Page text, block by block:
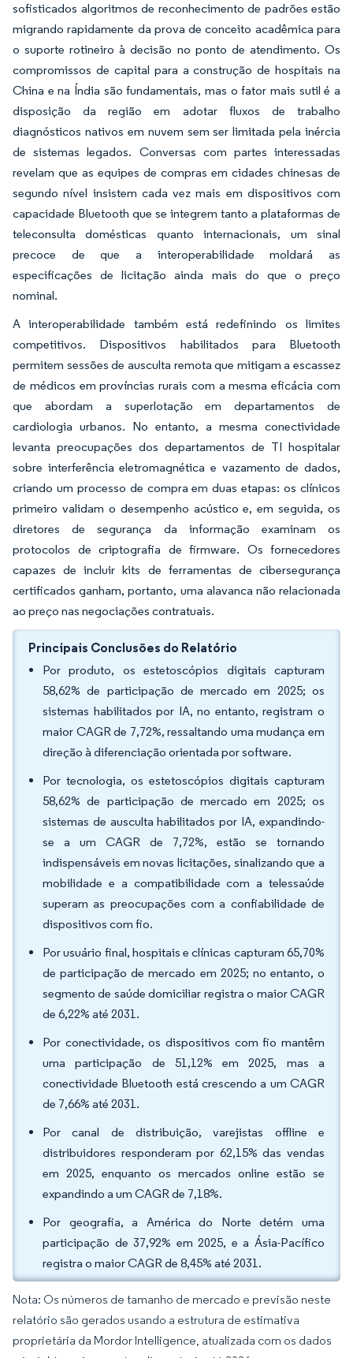
sofisticados algoritmos de reconhecimento de padrões estão
migrando rapidamente da prova de conceito acadêmica para
o suporte rotineiro à decisão no ponto de atendimento. Os
compromissos de capital para a construção de hospitais na
China e na Índia são fundamentais, mas o fator mais sutil é a
disposição da região em adotar fluxos de trabalho
diagnósticos nativos em nuvem sem ser limitada pela inércia
de sistemas legados. Conversas com partes interessadas
revelam que as equipes de compras em cidades chinesas de
segundo nível insistem cada vez mais em dispositivos com
capacidade Bluetooth que se integrem tanto a plataformas de
teleconsulta domésticas quanto internacionais, um sinal
precoce de que a interoperabilidade moldará as
especificações de licitação ainda mais do que o preço
nominal.
A interoperabilidade também está redefinindo os limites
competitivos. Dispositivos habilitados para Bluetooth
permitem sessões de ausculta remota que mitigam a escassez
de médicos em províncias rurais com a mesma eficácia com
que abordam a superlotação em departamentos de
cardiologia urbanos. No entanto, a mesma conectividade
levanta preocupações dos departamentos de TI hospitalar
sobre interferência eletromagnética e vazamento de dados,
criando um processo de compra em duas etapas: os clínicos
primeiro validam o desempenho acústico e, em seguida, os
diretores de segurança da informação examinam os
protocolos de criptografia de firmware. Os fornecedores
capazes de incluir kits de ferramentas de cibersegurança
certificados ganham, portanto, uma alavanca não relacionada
ao preço nas negociações contratuais.
Principais Conclusões do Relatório
Por produto, os estetoscópios digitais capturam
58,62% de participação de mercado em 2025; os
sistemas habilitados por IA, no entanto, registram o
maior CAGR de 7,72%, ressaltando uma mudança em
direção à diferenciação orientada por software.
Por tecnologia, os estetoscópios digitais capturam
58,62% de participação de mercado em 2025; os
sistemas de ausculta habilitados por IA, expandindo-
se a um CAGR de 7,72%, estão se tornando
indispensáveis em novas licitações, sinalizando que a
mobilidade e a compatibilidade com a telessaúde
superam as preocupações com a confiabilidade de
dispositivos com fio.
Por usuário final, hospitais e clínicas capturam 65,70%
de participação de mercado em 2025; no entanto, o
segmento de saúde domiciliar registra o maior CAGR
de 6,22% até 2031.
Por conectividade, os dispositivos com fio mantêm
uma participação de 51,12% em 2025, mas a
conectividade Bluetooth está crescendo a um CAGR
de 7,66% até 2031.
Por canal de distribuição, varejistas offline e
distribuidores responderam por 62,15% das vendas
em 2025, enquanto os mercados online estão se
expandindo a um CAGR de 7,18%.
Por geografia, a América do Norte detém uma
participação de 37,92% em 2025, e a Ásia-Pacífico
registra o maior CAGR de 8,45% até 2031.
Nota: Os números de tamanho de mercado e previsão neste
relatório são gerados usando a estrutura de estimativa
proprietária da Mordor Intelligence, atualizada com os dados